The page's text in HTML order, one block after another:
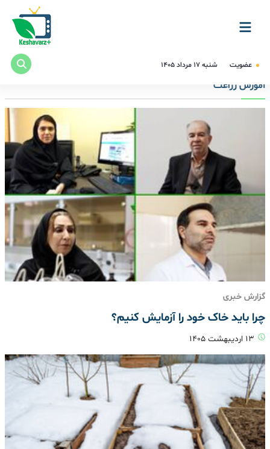
عضویت شنبه ۱۷ مرداد ۱۴۰۵
آموزش زراعت
گزارش خبری
چرا باید خاک خود را آزمایش کنیم؟